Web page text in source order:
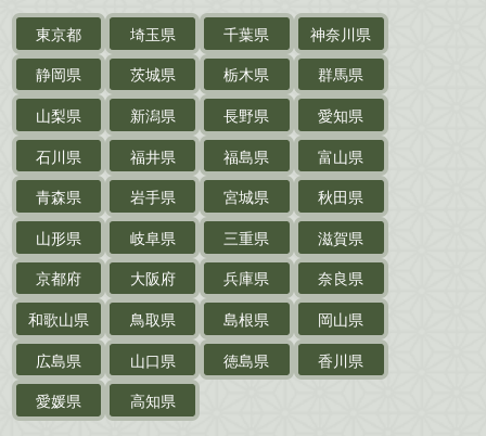
サイン色紙
作家草稿・原稿・肉筆物
探偵小説・推理小説
乗物
鉄道・
電車・バス
戦前・戦中の紙物・資料
絵葉書
支那・満洲・朝鮮・
台湾関係古資料
ポスター・チラシ・
東京都 埼玉県 千葉県
神奈川県
静岡県
茨城県 栃木県
群馬県
山梨県
新潟県 長野県
愛知県
石川県
福井県 福島県
富山県
青森県
岩手県 宮城県
秋田県
山形県
岐阜県 三重県
滋賀県
京都府
大阪府 兵庫県
奈良県
和歌山県
鳥取県 島根県
岡山県
広島県
山口県 徳島県
香川県
愛媛県
高知県